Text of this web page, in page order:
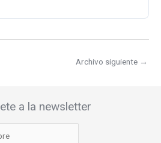
Archivo siguiente →
a la newsletter